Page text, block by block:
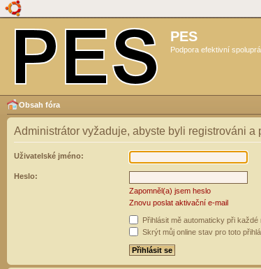
PES
Podpora efektivní
Obsah fóra
Administrátor vyžaduje, abyste byli registrováni a
Uživatelské jméno:
Heslo:
Zapomněl(a) jsem heslo
Znovu poslat aktivační e-mail
Přihlásit mě automaticky při každé
Skrýt můj online stav pro toto